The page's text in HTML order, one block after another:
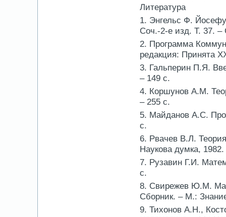
Литература
1. Энгельс Ф.
Соч.-2-е изд. Т. 37. –
2. Программа
редакция: Принята
3. Гальперин П.Я.
– 149 с.
4. Коршунов А.М.
– 255 с.
5. Майданов A.C.
с.
6. Рвачев В.Л.
Наукова думка,
7. Рузавин Г.И.
с.
8. Свирежев Ю.М.
Сборник. – М.:
9. Тихонов А.Н.,